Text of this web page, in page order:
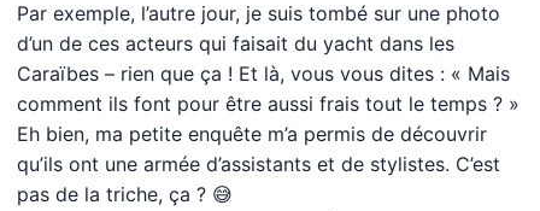
Par exemple, l’autre jour, je suis tombé sur une photo
d’un de ces acteurs qui faisait du yacht dans les
Caraïbes – rien que ça ! Et là, vous vous dites : « Mais
comment ils font pour être aussi frais tout le temps ? »
Eh bien, ma petite enquête m’a permis de découvrir
qu’ils ont une armée d’assistants et de stylistes. C’est
pas de la triche, ça ? 😅